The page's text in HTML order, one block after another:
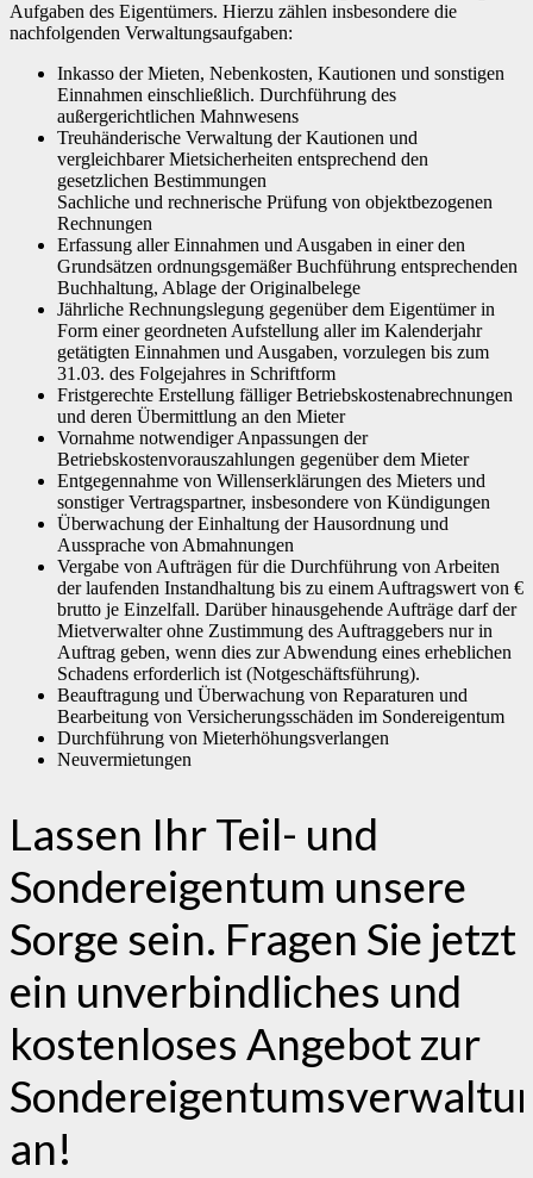
Aufgaben des Eigentümers. Hierzu zählen insbesondere die
nachfolgenden Verwaltungsaufgaben:
Inkasso der Mieten, Nebenkosten, Kautionen und sonstigen
Einnahmen einschließlich. Durchführung des
außergerichtlichen Mahnwesens
Treuhänderische Verwaltung der Kautionen und
vergleichbarer Mietsicherheiten entsprechend den
gesetzlichen Bestimmungen
Sachliche und rechnerische Prüfung von objektbezogenen
Rechnungen
Erfassung aller Einnahmen und Ausgaben in einer den
Grundsätzen ordnungsgemäßer Buchführung entsprechenden
Buchhaltung, Ablage der Originalbelege
Jährliche Rechnungslegung gegenüber dem Eigentümer in
Form einer geordneten Aufstellung aller im Kalenderjahr
getätigten Einnahmen und Ausgaben, vorzulegen bis zum
31.03. des Folgejahres in Schriftform
Fristgerechte Erstellung fälliger Betriebskostenabrechnungen
und deren Übermittlung an den Mieter
Vornahme notwendiger Anpassungen der
Betriebskostenvorauszahlungen gegenüber dem Mieter
Entgegennahme von Willenserklärungen des Mieters und
sonstiger Vertragspartner, insbesondere von Kündigungen
Überwachung der Einhaltung der Hausordnung und
Aussprache von Abmahnungen
Vergabe von Aufträgen für die Durchführung von Arbeiten
der laufenden Instandhaltung bis zu einem Auftragswert von €
brutto je Einzelfall. Darüber hinausgehende Aufträge darf der
Mietverwalter ohne Zustimmung des Auftraggebers nur in
Auftrag geben, wenn dies zur Abwendung eines erheblichen
Schadens erforderlich ist (Notgeschäftsführung).
Beauftragung und Überwachung von Reparaturen und
Bearbeitung von Versicherungsschäden im Sondereigentum
Durchführung von Mieterhöhungsverlangen
Neuvermietungen
Lassen Ihr Teil- und
Sondereigentum unsere
Sorge sein. Fragen Sie jetzt
ein unverbindliches und
kostenloses Angebot zur
an!